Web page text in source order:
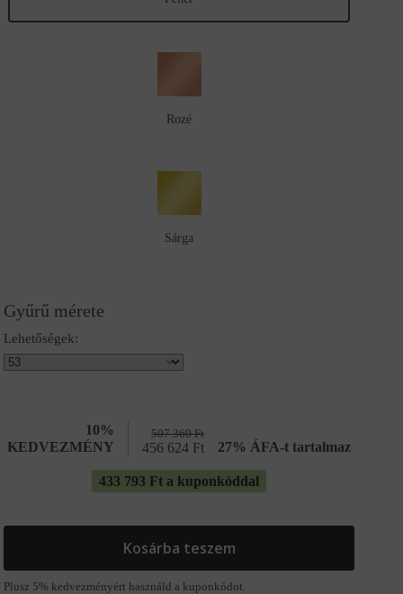
Rozé
Sárga
Gyűrű mérete
Lehetőségek:
10%
KEDVEZMÉNY
507 360Ft
456 624 Ft 27% ÁFA-t tartalmaz
433 793 Ft a kuponkóddal
Kosárba teszem
Plusz 5% kedvezményért használd a kuponkódot.